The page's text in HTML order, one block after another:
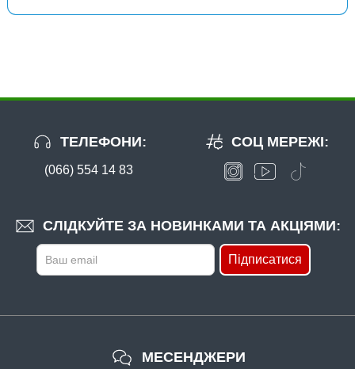
ТЕЛЕФОНИ:
(066) 554 14 83
СЛІДКУЙТЕ ЗА НОВИНКАМИ ТА АКЦІЯМИ:
Підписатися
СОЦ МЕРЕЖІ:
МЕСЕНДЖЕРИ